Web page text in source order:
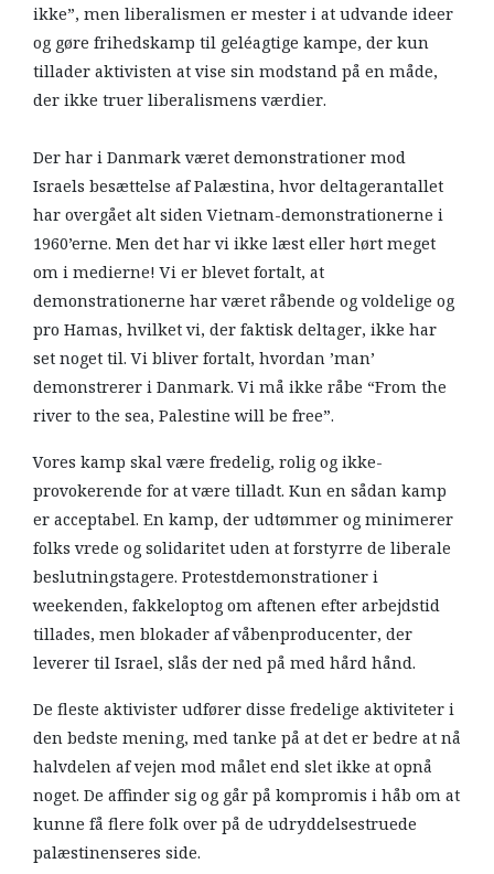
ikke”, men liberalismen er mester i at udvande ideer
og gøre frihedskamp til geléagtige kampe, der kun
tillader aktivisten at vise sin modstand på en måde,
der ikke truer liberalismens værdier.
Der har i Danmark været demonstrationer mod
Israels besættelse af Palæstina, hvor deltagerantallet
har overgået alt siden Vietnam-demonstrationerne i
1960’erne. Men det har vi ikke læst eller hørt meget
om i medierne! Vi er blevet fortalt, at
demonstrationerne har været råbende og voldelige og
pro Hamas, hvilket vi, der faktisk deltager, ikke har
set noget til. Vi bliver fortalt, hvordan ’man’
demonstrerer i Danmark. Vi må ikke råbe “From the
river to the sea, Palestine will be free”.
Vores kamp skal være fredelig, rolig og ikke-
provokerende for at være tilladt. Kun en sådan kamp
er acceptabel. En kamp, der udtømmer og minimerer
folks vrede og solidaritet uden at forstyrre de liberale
beslutningstagere. Protestdemonstrationer i
weekenden, fakkeloptog om aftenen efter arbejdstid
tillades, men blokader af våbenproducenter, der
leverer til Israel, slås der ned på med hård hånd.
De fleste aktivister udfører disse fredelige aktiviteter i
den bedste mening, med tanke på at det er bedre at nå
halvdelen af vejen mod målet end slet ikke at opnå
noget. De affinder sig og går på kompromis i håb om at
kunne få flere folk over på de udryddelsestruede
palæstinenseres side.